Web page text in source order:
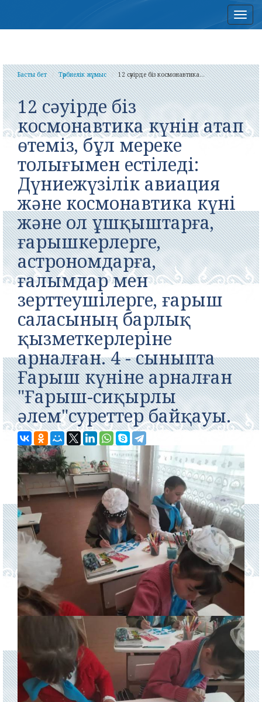
Басты бет Тәрбиелік жұмыс 12 сәуірде біз космонавтика...
12 сәуірде біз
космонавтика күнін атап
өтеміз, бұл мереке
толығымен естіледі:
Дүниежүзілік авиация
және космонавтика күні
және ол ұшқыштарға,
ғарышкерлерге,
астрономдарға,
ғалымдар мен
зерттеушілерге, ғарыш
саласының барлық
қызметкерлеріне
арналған. 4 - сыныпта
Ғарыш күніне арналған
"Ғарыш-сиқырлы
әлем"суреттер байқауы.